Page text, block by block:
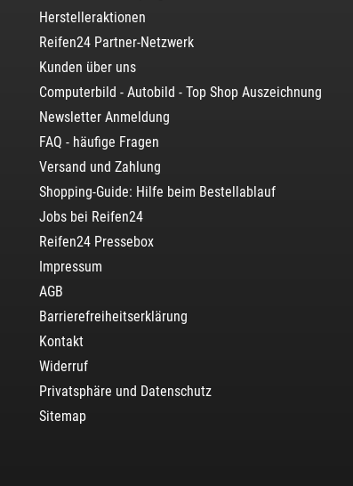
Herstelleraktionen
Reifen24 Partner-Netzwerk
Kunden über uns
Computerbild - Autobild - Top Shop Auszeichnung
Newsletter Anmeldung
FAQ - häufige Fragen
Versand und Zahlung
Shopping-Guide: Hilfe beim Bestellablauf
Jobs bei Reifen24
Reifen24 Pressebox
Impressum
AGB
Barrierefreiheitserklärung
Kontakt
Widerruf
Privatsphäre und Datenschutz
Sitemap